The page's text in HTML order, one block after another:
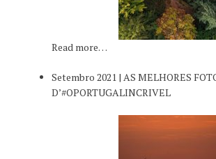
Read more…
Setembro 2021 | AS MELHORES
D’#OPORTUGALINCRIVEL